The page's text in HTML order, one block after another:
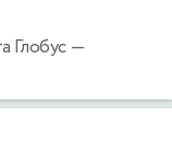
Глобус —